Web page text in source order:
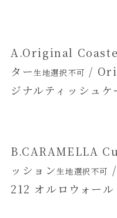
A.Original
ター生地選択不可 /
ジナルティッシュケ
B.CARAMELLA
ッション生地選択不可
212 オルロウォール